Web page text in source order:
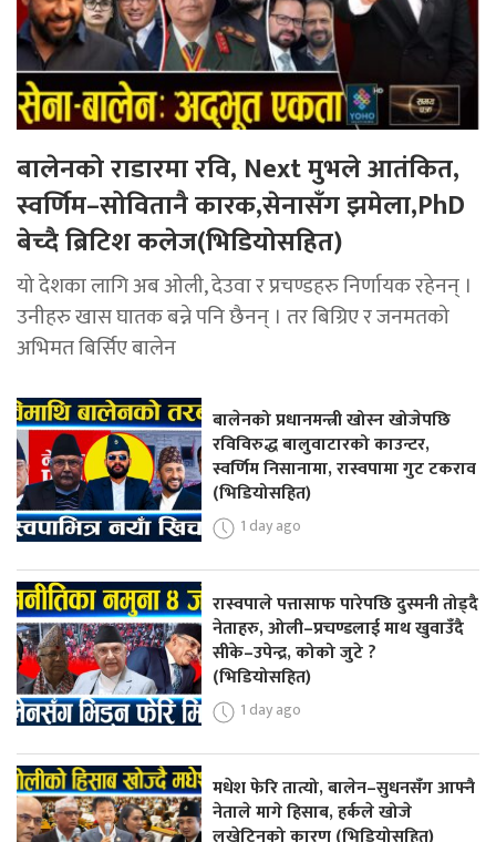
बालेनको राडारमा रवि, Next मुभले आतंकित,
स्वर्णिम–सोवितानै कारक,सेनासँग झमेला,PhD
बेच्दै ब्रिटिश कलेज(भिडियोसहित)
यो देशका लागि अब ओली, देउवा र प्रचण्डहरु निर्णायक रहेनन् ।
उनीहरु खास घातक बन्ने पनि छैनन् । तर बिग्रिए र जनमतको
अभिमत बिर्सिए बालेन
बालेनको प्रधानमन्त्री खोस्न खोजेपछि
रविविरुद्ध बालुवाटारको काउन्टर,
स्वर्णिम निसानामा, रास्वपामा गुट टकराव
(भिडियोसहित)
1 day ago
रास्वपाले पत्तासाफ पारेपछि दुस्मनी तोड्दै
नेताहरु, ओली–प्रचण्डलाई माथ खुवाउँदै
सीके–उपेन्द्र, कोको जुटे ?
(भिडियोसहित)
1 day ago
मधेश फेरि तात्यो, बालेन–सुधनसँग आफ्नै
नेताले मागे हिसाब, हर्कले खोजे